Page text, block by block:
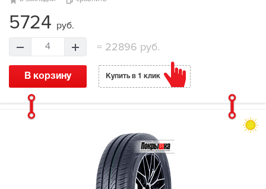
5724 руб.
4 =22896 руб.
В корзину Купить в 1 клик